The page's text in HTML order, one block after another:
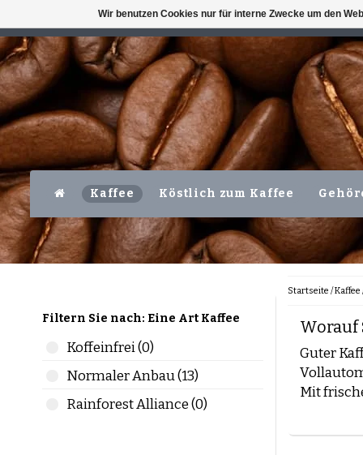
VERFÜGBAR MO-FR VOR 16 UHR
Kaffee Köstlich zum Kaffee
Filtern Sie nach: Eine Art Kaffee
Koffeinfrei (0)
Normaler Anbau (13)
Rainforest Alliance (0)
Startseite /Kaffee
Worauf
Guter
Mit
Wir benutzen Cookies nur für interne Zwecke um den